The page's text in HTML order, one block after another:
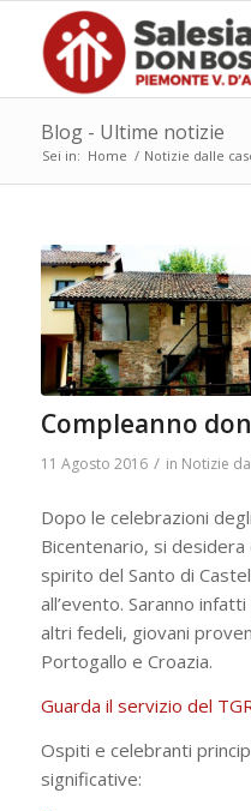
Blog - Ultime notizie
Sei in: Home / Notizie dalle
Compleanno
11 Agosto 2016 / in Notizie
Dopo le celebrazioni
Bicentenario, si
spirito del Santo di
all’evento. Saranno
altri fedeli, giovani
Portogallo e Croazia.
Guarda il servizio del
Ospiti e celebranti
significative: